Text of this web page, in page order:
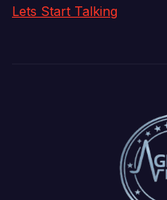
Lets Start Talking